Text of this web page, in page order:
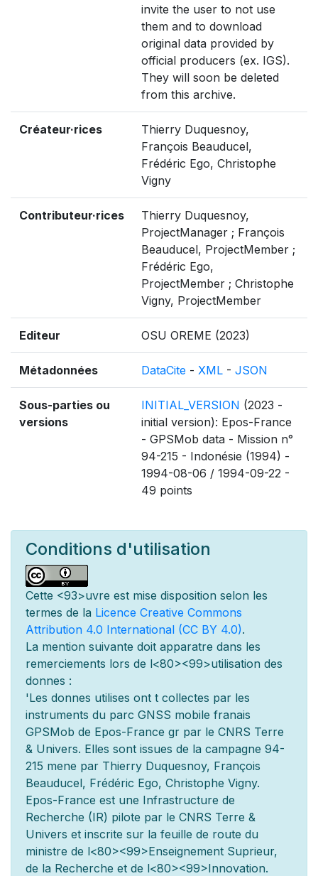
invite the user to not use
them and to download
original data provided by
official producers (ex. IGS).
They will soon be deleted
from this archive.
Créateur·rices
Thierry Duquesnoy,
François Beauducel,
Frédéric Ego, Christophe
Vigny
Contributeur·rices
Thierry Duquesnoy,
ProjectManager ; François
Beauducel, ProjectMember ;
Frédéric Ego,
ProjectMember ; Christophe
Vigny, ProjectMember
Editeur OSU OREME (2023)
Métadonnées DataCite - XML - JSON
Sous-parties ou
versions
INITIAL_VERSION (2023 -
initial version): Epos-France
- GPSMob data - Mission n°
94-215 - Indonésie (1994) -
1994-08-06 / 1994-09-22 -
49 points
Conditions d'utilisation
Cette <93>uvre est mise disposition selon les
termes de la Licence Creative Commons
Attribution 4.0 International (CC BY 4.0).
La mention suivante doit apparatre dans les
remerciements lors de l<80><99>utilisation des
donnes :
'Les donnes utilises ont t collectes par les
instruments du parc GNSS mobile franais
GPSMob de Epos-France gr par le CNRS Terre
& Univers. Elles sont issues de la campagne 94-
215 mene par Thierry Duquesnoy, François
Beauducel, Frédéric Ego, Christophe Vigny.
Epos-France est une Infrastructure de
Recherche (IR) pilote par le CNRS Terre &
Univers et inscrite sur la feuille de route du
ministre de l<80><99>Enseignement Suprieur,
de la Recherche et de l<80><99>Innovation.